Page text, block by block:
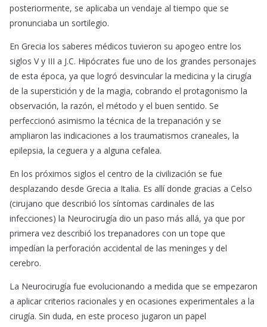
posteriormente, se aplicaba un vendaje al tiempo que se
pronunciaba un sortilegio.
En Grecia los saberes médicos tuvieron su apogeo entre los
siglos V y III a J.C. Hipócrates fue uno de los grandes personajes
de esta época, ya que logró desvincular la medicina y la cirugía
de la superstición y de la magia, cobrando el protagonismo la
observación, la razón, el método y el buen sentido. Se
perfeccionó asimismo la técnica de la trepanación y se
ampliaron las indicaciones a los traumatismos craneales, la
epilepsia, la ceguera y a alguna cefalea.
En los próximos siglos el centro de la civilización se fue
desplazando desde Grecia a Italia. Es allí donde gracias a Celso
(cirujano que describió los síntomas cardinales de las
infecciones) la Neurocirugía dio un paso más allá, ya que por
primera vez describió los trepanadores con un tope que
impedían la perforación accidental de las meninges y del
cerebro.
La Neurocirugía fue evolucionando a medida que se empezaron
a aplicar criterios racionales y en ocasiones experimentales a la
cirugía. Sin duda, en este proceso jugaron un papel